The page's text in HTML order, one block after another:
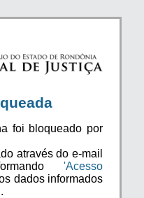
foi bloqueado por
através do e-mail
'Acesso
dados informados